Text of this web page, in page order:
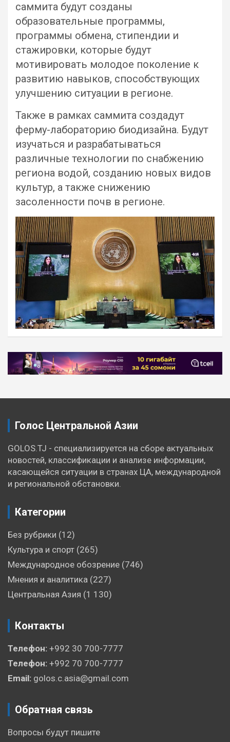
саммита будут созданы
образовательные программы,
программы обмена, стипендии и
стажировки, которые будут
мотивировать молодое поколение к
развитию навыков, способствующих
улучшению ситуации в регионе.
Также в рамках саммита создадут
ферму-лабораторию биодизайна. Будут
изучаться и разрабатываться
различные технологии по снабжению
региона водой, созданию новых видов
культур, а также снижению
засоленности почв в регионе.
Навигация
по
Голос Центральной Азии
GOLOS.TJ - специализируется на сборе актуальных
новостей, классификации и анализе информации,
касающейся ситуации в странах ЦА, международной
и региональной обстановки.
Категории
Без рубрики (12)
Культура и спорт (265)
Международное обозрение (746)
Мнения и аналитика (227)
Центральная Азия (1 130)
Контакты
Телефон: +992 30 700-7777
Телефон: +992 70 700-7777
Email: golos.c.asia@gmail.com
Обратная связь
Вопросы будут пишите